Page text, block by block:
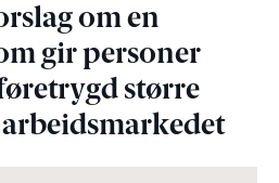
om en
gir personer
større